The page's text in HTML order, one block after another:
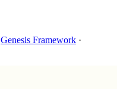
Genesis Framework ·